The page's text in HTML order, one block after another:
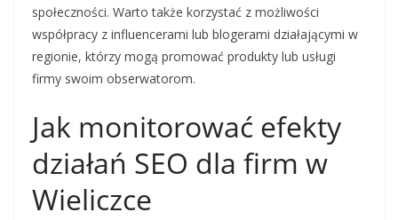
społeczności. Warto także korzystać z możliwości
współpracy z influencerami lub blogerami działającymi w
regionie, którzy mogą promować produkty lub usługi
firmy swoim obserwatorom.
Jak monitorować efekty
działań SEO dla firm w
Wieliczce